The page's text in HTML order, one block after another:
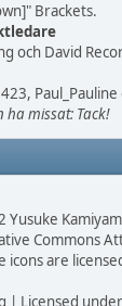
Brackets.
och David
Paul_Pauline
ha missat: Tack!
Yusuke
Commons
icons are
| Licensed under